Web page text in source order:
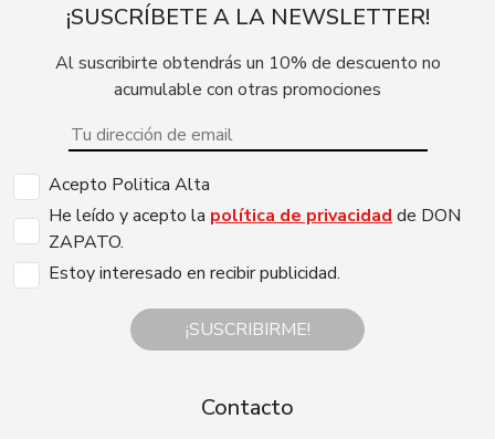
¡SUSCRÍBETE A LA NEWSLETTER!
Al suscribirte obtendrás un 10% de descuento no
acumulable con otras promociones
Acepto Politica Alta
He leído y acepto la política de privacidad de DON
ZAPATO.
Estoy interesado en recibir publicidad.
¡SUSCRIBIRME!
Contacto